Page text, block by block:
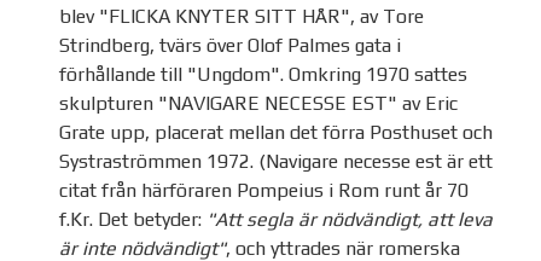
blev "FLICKA KNYTER SITT HÅR", av Tore
Strindberg, tvärs över Olof Palmes gata i
förhållande till "Ungdom". Omkring 1970 sattes
skulpturen "NAVIGARE NECESSE EST" av Eric
Grate upp, placerat mellan det förra Posthuset och
Systraströmmen 1972. (Navigare necesse est är ett
citat från härföraren Pompeius i Rom runt år 70
f.Kr. Det betyder: "Att segla är nödvändigt, att leva
är inte nödvändigt", och yttrades när romerska